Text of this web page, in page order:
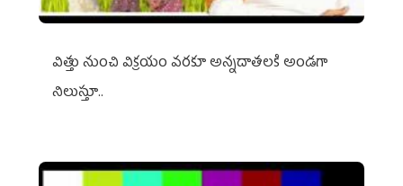
విత్తు నుంచి విక్రయం వరకూ అన్నదాతలకి అండగా
నిలుస్తూ..